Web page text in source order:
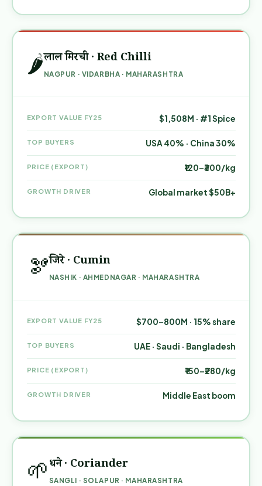
🌶️लाल मिरची · Red Chilli
NAGPUR · VIDARBHA · MAHARASHTRA
EXPORT VALUE FY25 $1,508M · #1 Spice
TOP BUYERS USA 40% · China 30%
PRICE (EXPORT) ₹120–₹300/kg
GROWTH DRIVER Global market $50B+
🫘जिरे · Cumin
NASHIK · AHMEDNAGAR · MAHARASHTRA
EXPORT VALUE FY25 $700–800M · 15% share
TOP BUYERS UAE · Saudi · Bangladesh
PRICE (EXPORT) ₹150–₹280/kg
GROWTH DRIVER Middle East boom
🌱धने · Coriander
SANGLI · SOLAPUR · MAHARASHTRA